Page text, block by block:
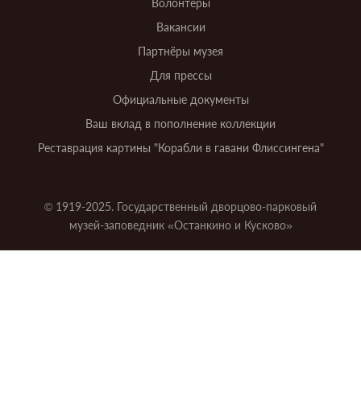
Вакансии
Партнёры музея
Для прессы
Официальные документы
Ваш вклад в пополнение коллекции
Реставрация картины "Корабли в гавани Флиссингена"
© 1919-2025. Государственный дворцово-парковый
музей-заповедник «Останкино и Кусково»